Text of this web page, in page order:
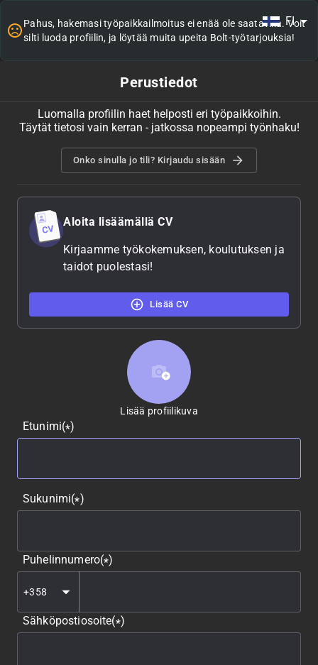
FI
Pahus, hakemasi työpaikkailmoitus ei enää ole saatavilla. Voit
silti luoda profiilin, ja löytää muita upeita Bolt-työtarjouksia!
Perustiedot
Luomalla profiilin haet helposti eri työpaikkoihin.
Täytät tietosi vain kerran - jatkossa nopeampi työnhaku!
Onko sinulla jo tili? Kirjaudu sisään
Aloita lisäämällä CV
Kirjaamme työkokemuksen, koulutuksen ja
taidot puolestasi!
Lisää CV
Lisää profiilikuva
Lisää profiilikuva
Etunimi(*)
Sukunimi(*)
Puhelinnumero(*)
Sähköpostiosoite(*)